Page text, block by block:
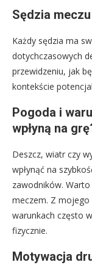
Sędzia
Każdy sędzia ma
dotychczasowych
przewidzeniu, jak
kontekście
Pogoda i
wpłyną na
Deszcz, wiatr czy
wpłynąć na
zawodników.
meczem. Z mojego
warunkach często
fizycznie.
Motywacja